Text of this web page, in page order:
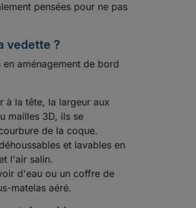
pensées pour ne pas
vedette ?
aménagement de bord
à la tête, la largeur aux
mailles 3D, ils se
de la coque.
et lavables en
l'air salin.
d'eau ou un coffre de
matelas aéré.